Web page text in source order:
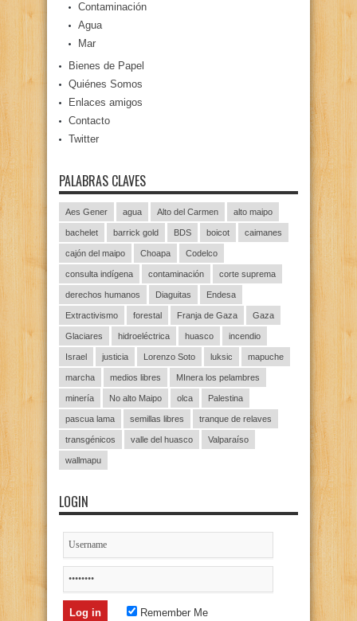
Contaminación
Agua
Mar
Bienes de Papel
Quiénes Somos
Enlaces amigos
Contacto
Twitter
PALABRAS CLAVES
Aes Gener agua Alto del Carmen alto maipo
bachelet barrick gold BDS boicot caimanes
cajón del maipo Choapa Codelco
consulta indígena contaminación corte suprema
derechos humanos Diaguitas Endesa
Extractivismo forestal Franja de Gaza Gaza
Glaciares hidroeléctrica huasco incendio
Israel justicia Lorenzo Soto luksic mapuche
marcha medios libres MInera los pelambres
minería No alto Maipo olca Palestina
pascua lama semillas libres tranque de relaves
transgénicos valle del huasco Valparaíso
wallmapu
LOGIN
Remember Me